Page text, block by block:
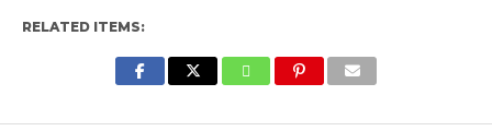
RELATED ITEMS: